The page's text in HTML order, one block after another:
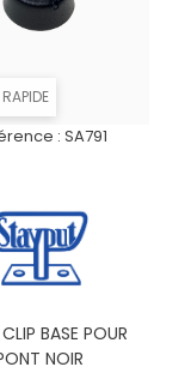
: SA791
BASE POUR
NOIR